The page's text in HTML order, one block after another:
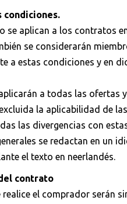
condiciones.
se aplican a los contratos
se considerarán
a estas condiciones y en
a todas las
la aplicabilidad de
las divergencias con
se redactan en un
el texto en neerlandés.
contrato
el comprador serán